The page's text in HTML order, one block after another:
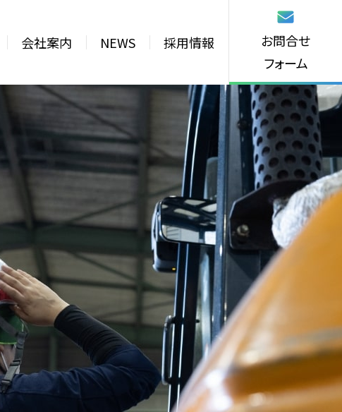
会社案内 NEWS 採用情報
お問合せ
フォーム